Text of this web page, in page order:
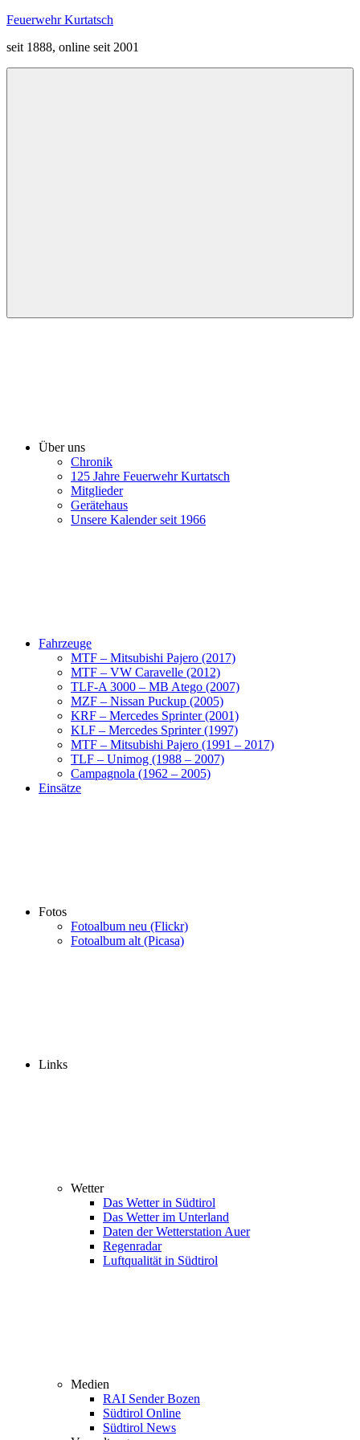
Zum
springen
Feuerwehr Kurtatsch
seit 1888, online seit 2001
Über uns
Chronik
125 Jahre Feuerwehr Kurtatsch
Mitglieder
Gerätehaus
Unsere Kalender seit 1966
Fahrzeuge
MTF – Mitsubishi Pajero (2017)
MTF – VW Caravelle (2012)
TLF-A 3000 – MB Atego (2007)
MZF – Nissan Puckup (2005)
KRF – Mercedes Sprinter (2001)
KLF – Mercedes Sprinter (1997)
MTF – Mitsubishi Pajero (1991 – 2017)
TLF – Unimog (1988 – 2007)
Campagnola (1962 – 2005)
Einsätze
Fotos
Fotoalbum neu (Flickr)
Fotoalbum alt (Picasa)
Links
Wetter
Das Wetter in Südtirol
Das Wetter im Unterland
Daten der Wetterstation Auer
Regenradar
Luftqualität in Südtirol
Medien
RAI Sender Bozen
Südtirol Online
Südtirol News